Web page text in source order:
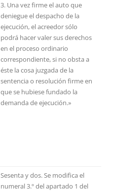
3. Una vez firme el auto que
deniegue el despacho de la
ejecución, el acreedor sólo
podrá hacer valer sus derechos
en el proceso ordinario
correspondiente, si no obsta a
éste la cosa juzgada de la
sentencia o resolución firme en
que se hubiese fundado la
demanda de ejecución.»
Sesenta y dos. Se modifica el
numeral 3.º del apartado 1 del